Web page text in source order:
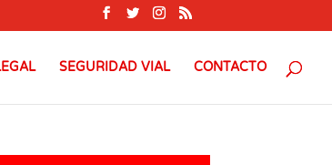
SEGURIDAD VIAL CONTACTO